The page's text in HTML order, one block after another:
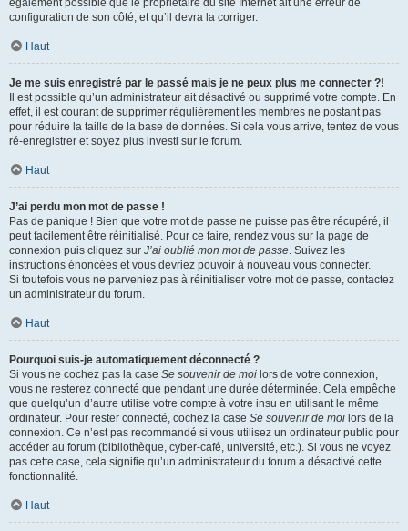
également possible que le propriétaire du site Internet ait une erreur de
configuration de son côté, et qu’il devra la corriger.
Haut
Je me suis enregistré par le passé mais je ne peux plus me connecter ?!
Il est possible qu’un administrateur ait désactivé ou supprimé votre compte. En
effet, il est courant de supprimer régulièrement les membres ne postant pas
pour réduire la taille de la base de données. Si cela vous arrive, tentez de vous
ré-enregistrer et soyez plus investi sur le forum.
Haut
J’ai perdu mon mot de passe !
Pas de panique ! Bien que votre mot de passe ne puisse pas être récupéré, il
peut facilement être réinitialisé. Pour ce faire, rendez vous sur la page de
connexion puis cliquez sur J’ai oublié mon mot de passe. Suivez les
instructions énoncées et vous devriez pouvoir à nouveau vous connecter.
Si toutefois vous ne parveniez pas à réinitialiser votre mot de passe, contactez
un administrateur du forum.
Haut
Pourquoi suis-je automatiquement déconnecté ?
Si vous ne cochez pas la case Se souvenir de moi lors de votre connexion,
vous ne resterez connecté que pendant une durée déterminée. Cela empêche
que quelqu’un d’autre utilise votre compte à votre insu en utilisant le même
ordinateur. Pour rester connecté, cochez la case Se souvenir de moi lors de la
connexion. Ce n’est pas recommandé si vous utilisez un ordinateur public pour
accéder au forum (bibliothèque, cyber-café, université, etc.). Si vous ne voyez
pas cette case, cela signifie qu’un administrateur du forum a désactivé cette
fonctionnalité.
Haut